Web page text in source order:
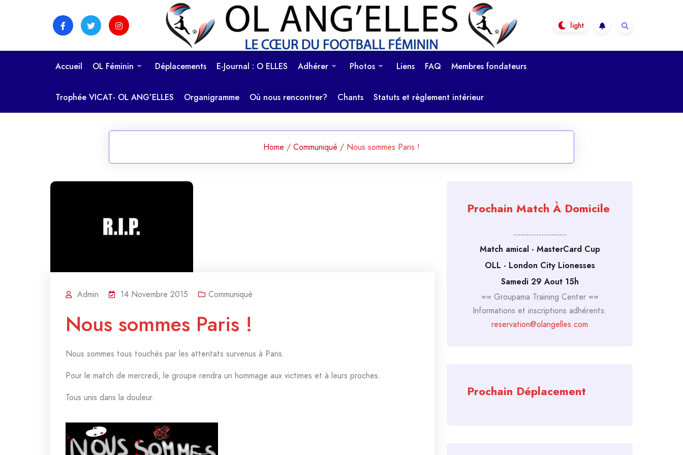
OL Ang'Elles
Le coeur du football féminin
Accueil OL Féminin Déplacements E-Journal : O ELLES Adhérer Photos Liens FAQ Membres fondateurs
Trophée VICAT- OL ANG’ELLES Organigramme Où nous rencontrer? Chants Statuts et règlement intérieur
Home / Communiqué / Nous sommes Paris !
Admin 14 Novembre 2015 Communiqué
Nous sommes Paris !
Nous sommes tous touchés par les attentats survenus à Paris.
Pour le match de mercredi, le groupe rendra un hommage aux victimes et à leurs proches.
Tous unis dans la douleur.
Prochain Match À Domicile
---------------------
Match amical - MasterCard Cup
OLL - London City Lionesses
Samedi 29 Aout 15h
== Groupama Training Center ==
Informations et inscriptions adhérents:
reservation@olangelles.com
Prochain Déplacement